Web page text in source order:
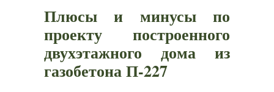
Плюсы и минусы по
проекту построенного
двухэтажного дома из
газобетона П-227